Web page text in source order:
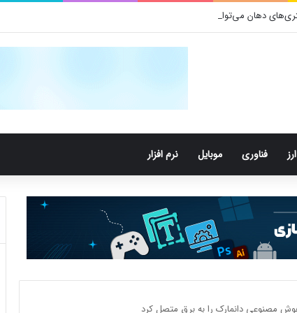
دهان می‌توانند خطر ابتلا به آلزایمر را افزایش دهند
فناوری موبایل نرم افزار
هوش مصنوعی دانمارک را به برق متصل کرد